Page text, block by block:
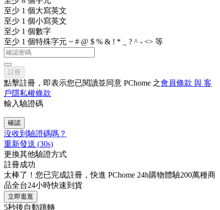
至少 1 個大寫英文
至少 1 個小寫英文
至少 1 個數字
至少 1 個特殊字元 ~ # @ $ % & ! * _ ? ^ - <> 等
註冊
點擊註冊，即表示您已閱讀並同意 PChome 之會員條款 與 客
戶隱私權條款
輸入驗證碼
確認
沒收到驗證碼嗎？
重新發送 (30s)
更換其他驗證方式
註冊成功
太棒了！您已完成註冊，快進 PChome 24h購物體驗200萬種商
品全台24小時快速到貨
立即逛逛
5秒後自動跳轉